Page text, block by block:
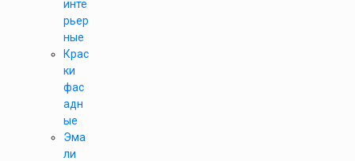
инте
рьер
ные
Крас
ки
фас
адн
ые
Эма
ли